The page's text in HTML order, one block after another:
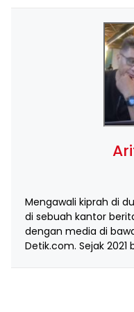
Mengawali kiprah di
di sebuah kantor
dengan media di
Detik.com. Sejak